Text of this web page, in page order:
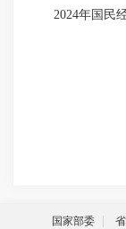
2024年国民
国家部委